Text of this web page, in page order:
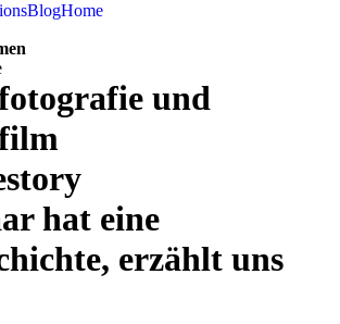
BlogHome
und
hat eine
erzählt uns